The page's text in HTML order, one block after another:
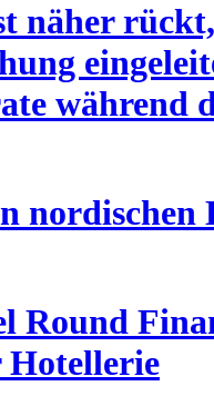
näher
während
Round
Hotellerie